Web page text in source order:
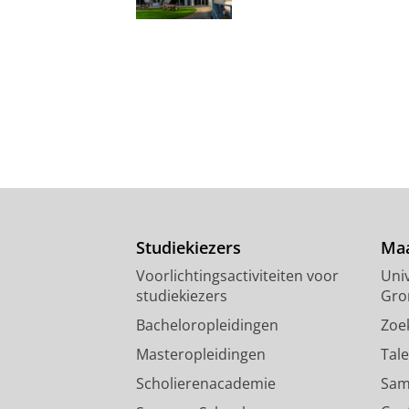
Studiekiezers
Voorlichtingsactiviteiten voor
studiekiezers
Bacheloropleidingen
Masteropleidingen
Scholierenacademie